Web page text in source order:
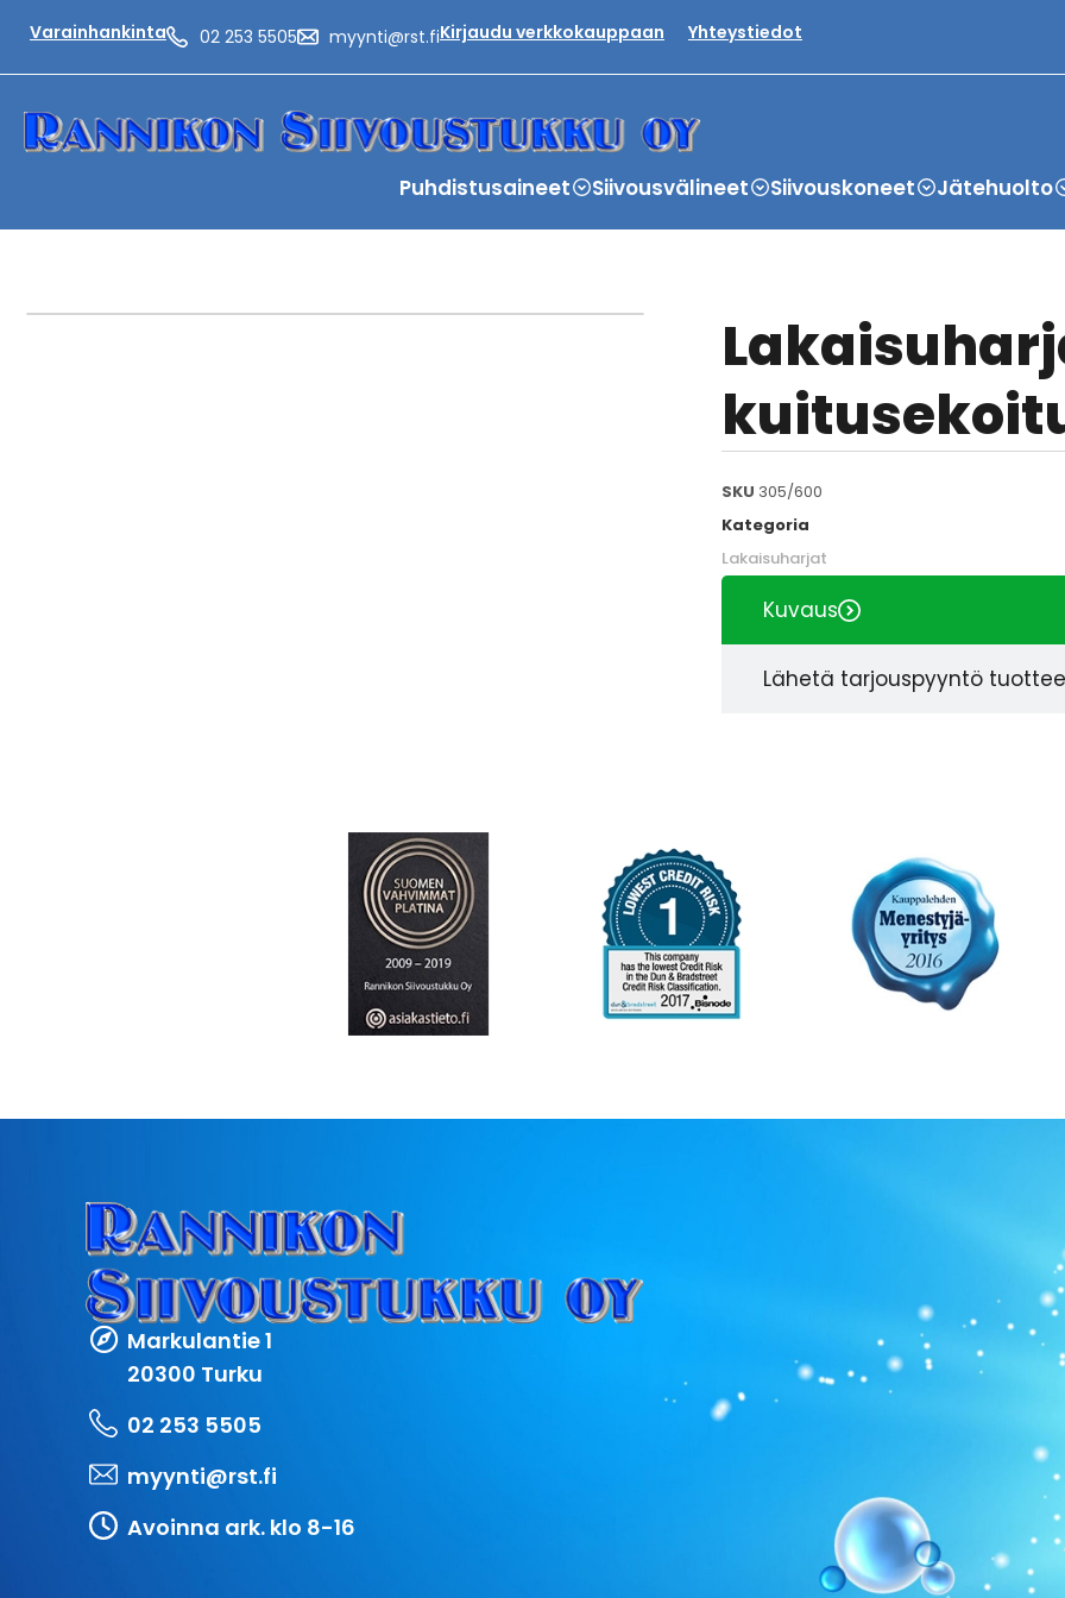
Varainhankinta 02 253 5505 myynti@rst.fiKirjaudu verkkokauppaan Yhteystiedot
Puhdistusaineet Siivousvälineet Siivouskoneet Jätehuolto
SKU 305/600
Kategoria
Lakaisuharjat
Kuvaus
Lähetä tarjouspyyntö
Markulantie 1
20300 Turku
02 253 5505
myynti@rst.fi
Avoinna ark. klo 8-16